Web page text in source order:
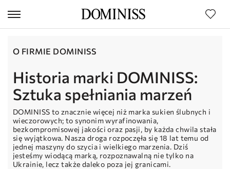
O FIRMIE DOMINISS
Historia marki DOMINISS:
Sztuka spełniania marzeń
DOMINISS to znacznie więcej niż marka sukien ślubnych i
wieczorowych; to synonim wyrafinowania,
bezkompromisowej jakości oraz pasji, by każda chwila stała
się wyjątkowa. Nasza droga rozpoczęła się 18 lat temu od
jednej maszyny do szycia i wielkiego marzenia. Dziś
jesteśmy wiodącą marką, rozpoznawalną nie tylko na
Ukrainie, lecz także daleko poza jej granicami.